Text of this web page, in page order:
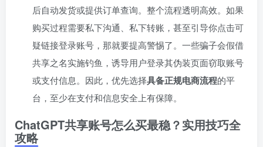
后自动发货或提供订单查询。整个流程透明高效。如果
购买过程需要私下沟通、私下转账，甚至引导你点击可
疑链接登录账号，那就要提高警惕了。一些骗子会假借
共享之名实施钓鱼，诱导用户登录其伪装页面窃取账号
或支付信息。因此，优先选择具备正规电商流程的平
台，至少在支付和信息安全上有保障。
ChatGPT共享账号怎么买最稳？实用技巧全
攻略